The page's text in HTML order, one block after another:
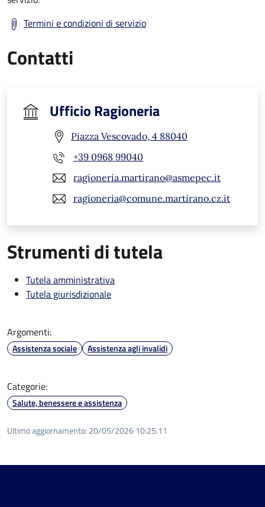
Termini e condizioni di servizio
Contatti
Ufficio Ragioneria
Piazza Vescovado, 4 88040
+39 0968 99040
ragioneria.martirano@asmepec.it
ragioneria@comune.martirano.cz.it
Strumenti di tutela
Tutela amministrativa
Tutela giurisdizionale
Argomenti:
Assistenza sociale Assistenza agli invalidi
Categorie:
Salute, benessere e assistenza
Ultimo aggiornamento: 20/05/2026 10:25.11